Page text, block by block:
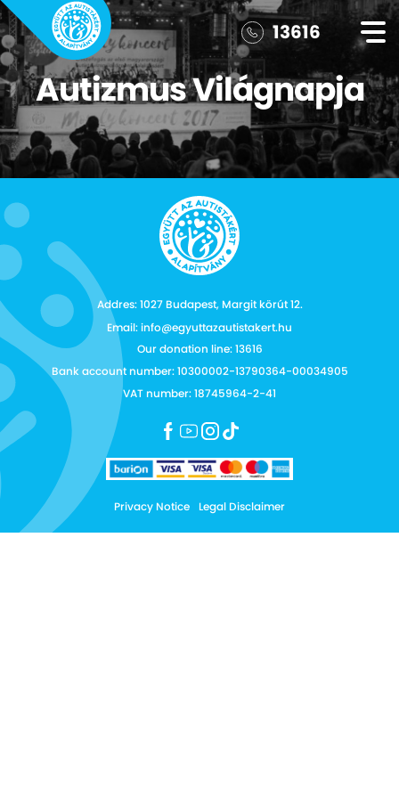
13616
Autizmus Világnapja
Addres: 1027 Budapest, Margit körút 12.
Email: info@egyuttazautistakert.hu
Our donation line: 13616
Bank account number: 10300002-13790364-00034905
VAT number: 18745964-2-41
Privacy Notice Legal Disclaimer